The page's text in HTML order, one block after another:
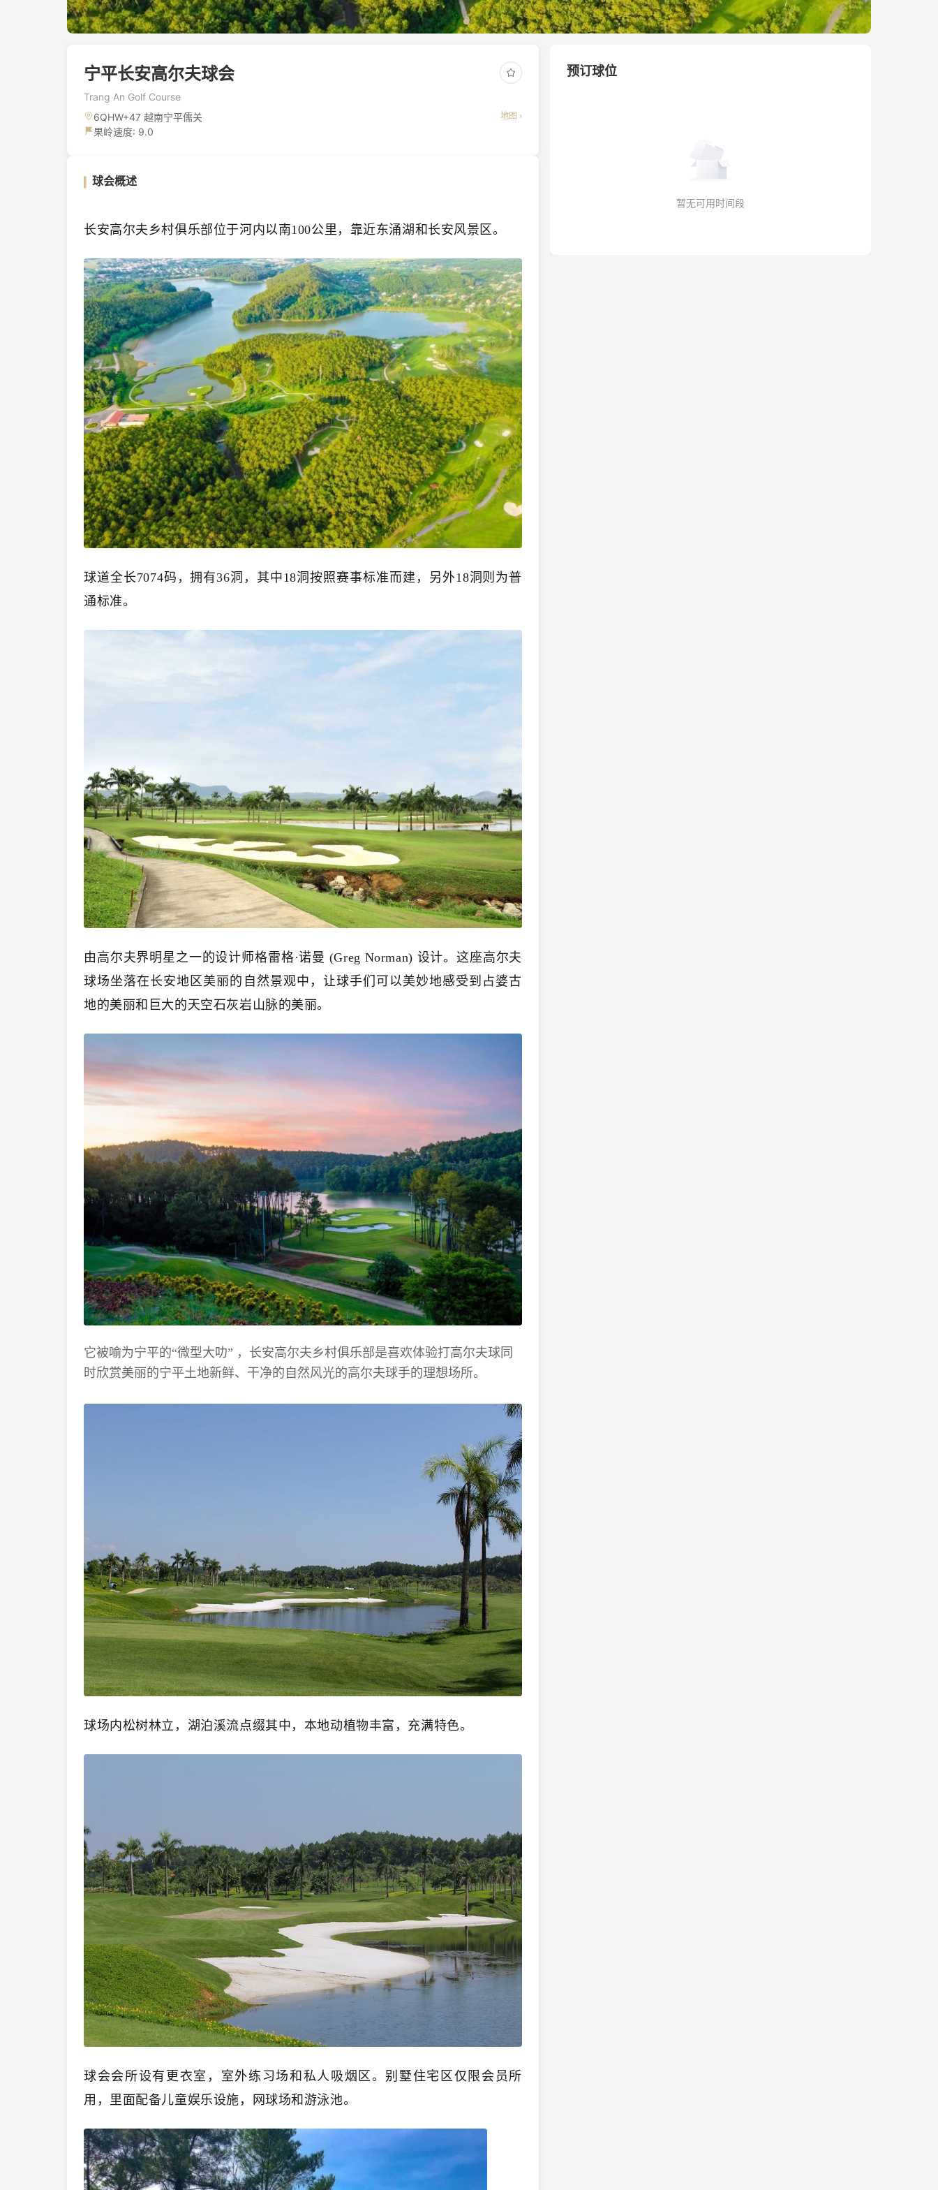
宁平长安高尔夫球会
Trang An Golf Course
6QHW+47 越南宁平儒关
地图 ›
果岭速度: 9.0
球会概述
长安高尔夫乡村俱乐部位于河内以南100公里，靠近东涌湖和长安风景区。
球道全长7074码，拥有36洞，其中18洞按照赛事标准而建，另外18洞则为普
通标准。
由高尔夫界明星之一的设计师格雷格·诺曼 (Greg Norman) 设计。这座高尔夫
球场坐落在长安地区美丽的自然景观中，让球手们可以美妙地感受到占婆古
地的美丽和巨大的天空石灰岩山脉的美丽。
它被喻为宁平的“微型大叻” ，长安高尔夫乡村俱乐部是喜欢体验打高尔夫球同
时欣赏美丽的宁平土地新鲜、干净的自然风光的高尔夫球手的理想场所。
球场内松树林立，湖泊溪流点缀其中，本地动植物丰富，充满特色。
球会会所设有更衣室，室外练习场和私人吸烟区。别墅住宅区仅限会员所
用，里面配备儿童娱乐设施，网球场和游泳池。
预订球位
暂无可用时间段